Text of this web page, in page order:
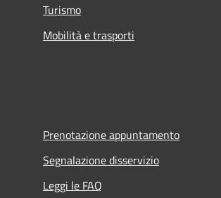
Turismo
Mobilità e trasporti
Prenotazione appuntamento
Segnalazione disservizio
Leggi le FAQ